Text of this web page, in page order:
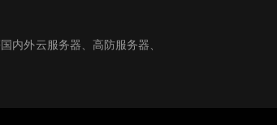
内外云服务器、高防服务器、